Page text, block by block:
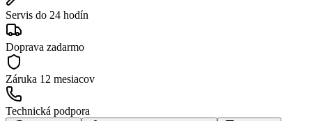
Servis do 24 hodín
Doprava zadarmo
Záruka 12 mesiacov
Technická podpora